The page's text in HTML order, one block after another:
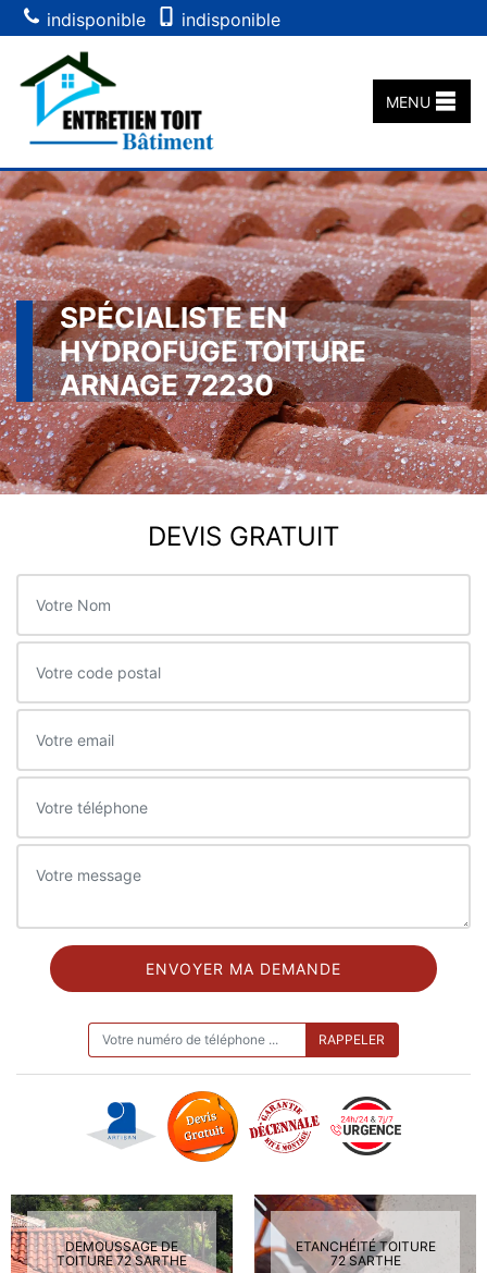
indisponible indisponible
MENU
SPÉCIALISTE EN
HYDROFUGE TOITURE
ARNAGE 72230
DEVIS GRATUIT
DEMOUSSAGE DE
TOITURE 72 SARTHE
ETANCHÉITÉ TOITURE
72 SARTHE